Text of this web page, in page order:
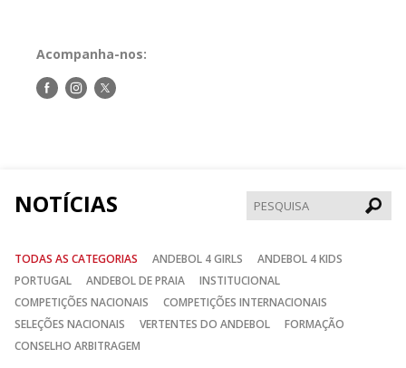
Acompanha-nos:
Siga-Siga-Siga-
NOTÍCIAS
TODAS AS CATEGORIAS ANDEBOL 4 GIRLS
ANDEBOL 4 KIDS
PORTUGAL
ANDEBOL DE PRAIA
INSTITUCIONAL
COMPETIÇÕES NACIONAIS
COMPETIÇÕES INTERNACIONAIS
SELEÇÕES NACIONAIS
VERTENTES DO ANDEBOL
FORMAÇÃO
CONSELHO ARBITRAGEM